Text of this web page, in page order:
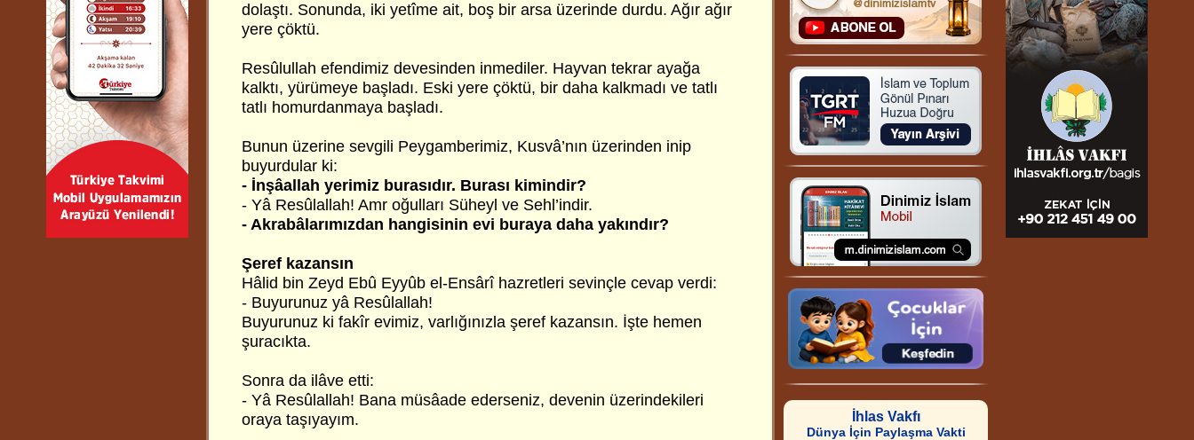
dolaştı. Sonunda, iki yetîme ait, boş bir arsa üzerinde durdu. Ağır ağır
yere çöktü.
Resûlullah efendimiz devesinden inmediler. Hayvan tekrar ayağa
kalktı, yürümeye başladı. Eski yere çöktü, bir daha kalkmadı ve tatlı
tatlı homurdanmaya başladı.
Bunun üzerine sevgili Peygamberimiz, Kusvâ’nın üzerinden inip
buyurdular ki:
- İnşâallah yerimiz burasıdır. Burası kimindir?
- Yâ Resûlallah! Amr oğulları Süheyl ve Sehl’indir.
- Akrabâlarımızdan hangisinin evi buraya daha yakındır?
Şeref kazansın
Hâlid bin Zeyd Ebû Eyyûb el-Ensârî hazretleri sevinçle cevap verdi:
- Buyurunuz yâ Resûlallah!
Buyurunuz ki fakîr evimiz, varlığınızla şeref kazansın. İşte hemen
şuracıkta.
Sonra da ilâve etti:
- Yâ Resûlallah! Bana müsâade ederseniz, devenin üzerindekileri
oraya taşıyayım.
İhlas Vakfı
Dünya İçin Paylaşma Vakti